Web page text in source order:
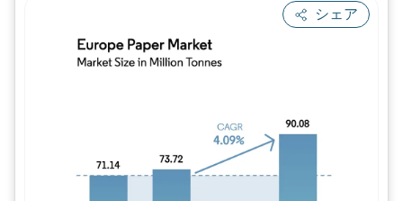
シェア